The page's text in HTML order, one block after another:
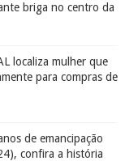
briga no centro da
localiza mulher que
para compras de
de emancipação
confira a história